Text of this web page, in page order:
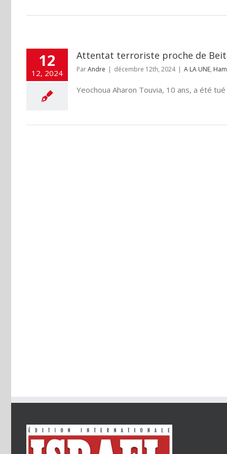
12
12, 2024
Attentat terroriste proche de
ParAndre | décembre 12th, 2024 | A LA UNE,
Yeochoua Aharon Touvia, 10 ans, a été